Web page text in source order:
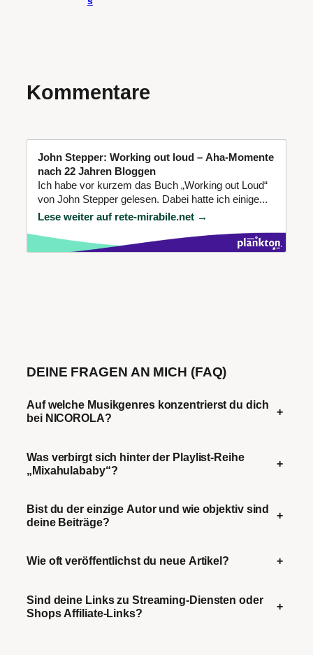
Kommentare
John Stepper: Working out loud – Aha-Momente
nach 22 Jahren Bloggen
Ich habe vor kurzem das Buch „Working out Loud“
von John Stepper gelesen. Dabei hatte ich einige...
Lese weiter auf rete-mirabile.net →
DEINE FRAGEN AN MICH (FAQ)
Auf welche Musikgenres konzentrierst du dich
bei NICOROLA?
+
Was verbirgt sich hinter der Playlist-Reihe
„Mixahulababy“?
+
Bist du der einzige Autor und wie objektiv sind
deine Beiträge?
+
Wie oft veröffentlichst du neue Artikel? +
Sind deine Links zu Streaming-Diensten oder
Shops Affiliate-Links?
+